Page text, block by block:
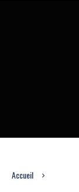
Accueil